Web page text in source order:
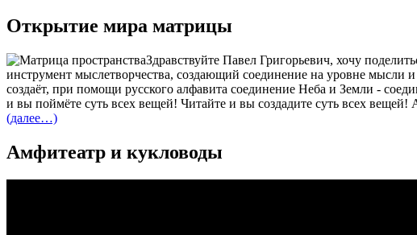
Открытие мира матрицы
Здравствуйте Павел Григорьевич, хочу
инструмент мыслетворчества, создающий соединение на уровне мысли
создаёт, при помощи русского алфавита соединение Неба и Земли -
и вы поймёте суть всех вещей! Читайте и вы создадите суть всех
(далее…)
Амфитеатр и кукловоды